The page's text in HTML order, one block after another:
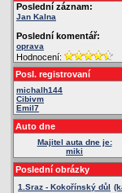
Poslední záznam:
Jan Kalna
Poslední komentář:
oprava
Hodnocení:
Posl. registrovaní
michalh144
Cibivm
Emil7
Auto dne
Majitel auta dne je:
miki
Poslední obrázky
1.Sraz - Kokořínský důl